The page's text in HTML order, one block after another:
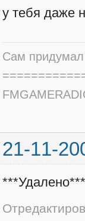
у тебя даже
Сам придумал
21-11-